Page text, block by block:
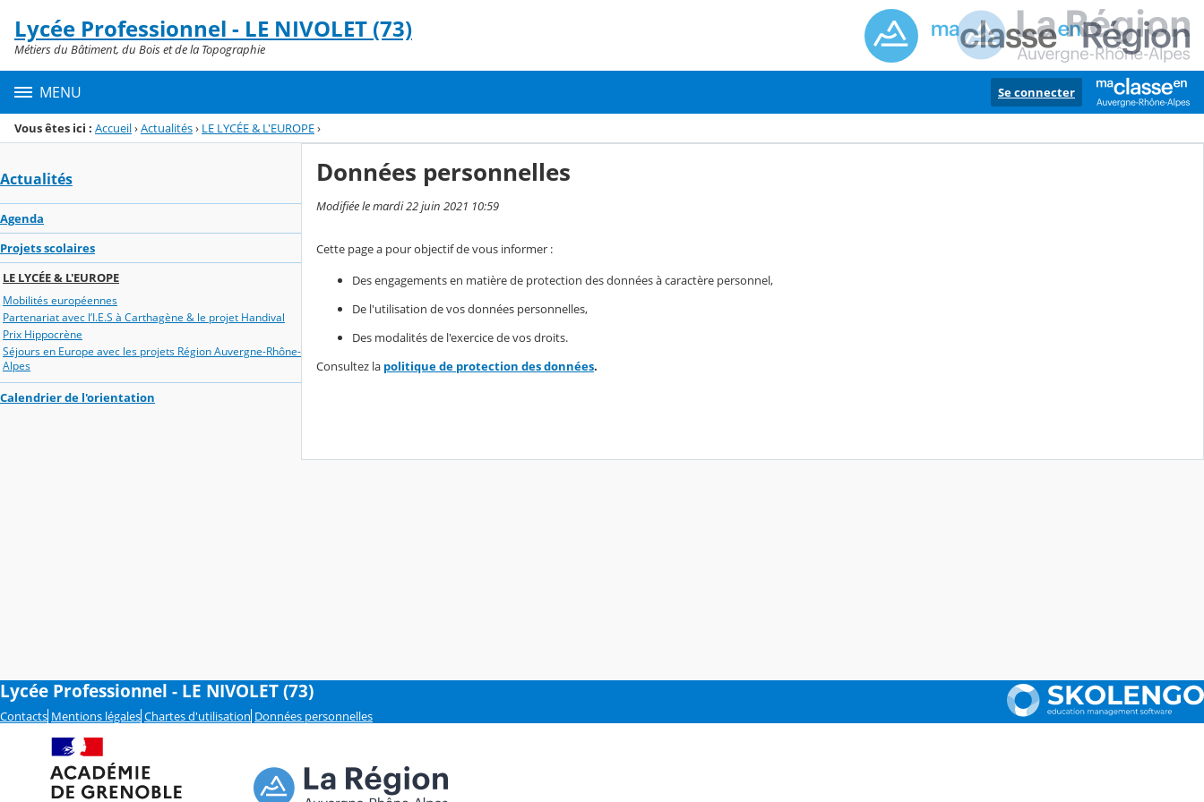
Menu de la rubrique
Contenu
Lycée Professionnel - LE NIVOLET (73)
Métiers du Bâtiment, du Bois et de la Topographie
MENU Se connecter
Vous êtes ici : Accueil›Actualités› LE LYCÉE & L'EUROPE›
Actualités
Agenda
Projets scolaires
LE LYCÉE & L'EUROPE
Mobilités européennes
Partenariat avec l’I.E.S à Carthagène & le projet Handival
Prix Hippocrène
Séjours en Europe avec les projets Région Auvergne-Rhône-
Alpes
Calendrier de l'orientation
Données personnelles
Modifiée le mardi 22 juin 2021 10:59
Cette page a pour objectif de vous informer :
Des engagements en matière de protection des données à caractère personnel,
De l'utilisation de vos données personnelles,
Des modalités de l'exercice de vos droits.
Consultez la politique de protection des données.
Lycée Professionnel - LE NIVOLET (73)
Contacts Mentions légales Chartes d'utilisation Données personnelles